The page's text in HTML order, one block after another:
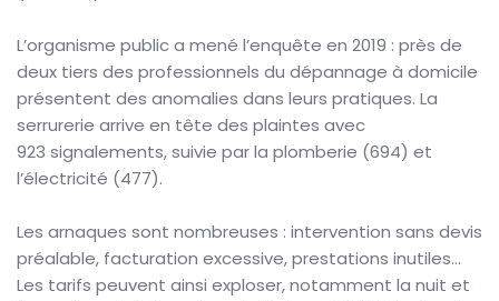
L’organisme public a mené l’enquête en 2019 : près de
deux tiers des professionnels du dépannage à domicile
présentent des anomalies dans leurs pratiques. La
serrurerie arrive en tête des plaintes avec
923 signalements, suivie par la plomberie (694) et
l’électricité (477).
Les arnaques sont nombreuses : intervention sans devis
préalable, facturation excessive, prestations inutiles…
Les tarifs peuvent ainsi exploser, notamment la nuit et